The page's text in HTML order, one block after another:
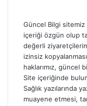
Güncel Bilgi
içeriği özgün olup
değerli
izinsiz
haklarımız, güncel
Site içeriğinde
Sağlık yazılarında
muayene etmesi,